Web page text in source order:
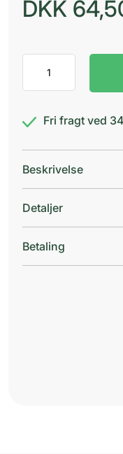
DKK
Honey
Hostesaft
Fri fragt ved
Beskrivelse
Detaljer
Betaling